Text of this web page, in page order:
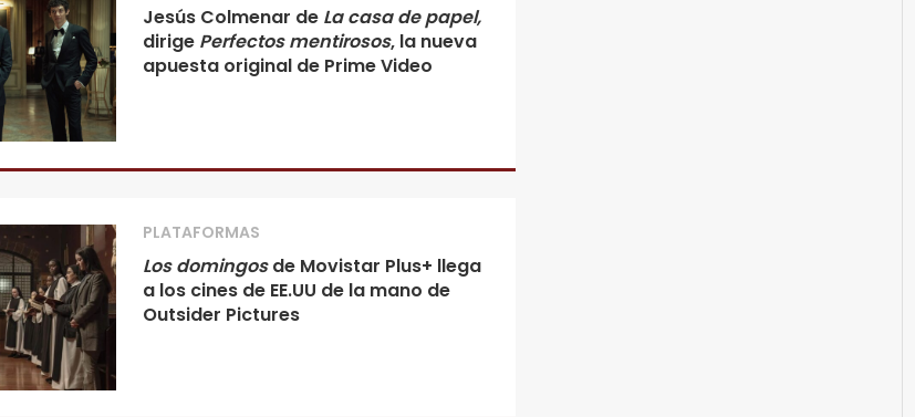
Jesús Colmenar de La casa de papel,
dirige Perfectos mentirosos, la nueva
apuesta original de Prime Video
PLATAFORMAS
Los domingosde Movistar Plus+ llega
a los cines de EE.UU de la mano de
Outsider Pictures